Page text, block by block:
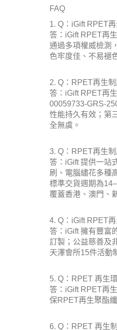
FAQ
1. Q：iGift RPET
答：iGift RPET再
通過多項權威檢測
色牢度佳、不易褪
2. Q：RPET再生
答：iGift RPET再
00059733-GRS-
性能持久有效；第
全無虞。
3. Q：RPET再生
答：iGift 提供一站
刷、電腦繡花多種
標準交貨週期為
覆蓋香港、澳門、
4. Q：iGift RPET
答：iGift 擁有豐富
訂製；公益慈善及
天澤會所15件活動
5. Q：RPET 再生
答：iGift RPET再
保RPET再生聚酯
6. Q：RPET 再生